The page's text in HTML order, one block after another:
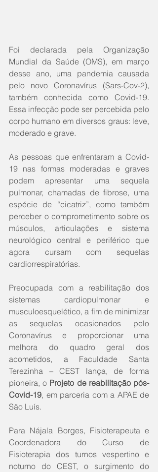
Foi declarada pela Organização
Mundial da Saúde (OMS), em março
desse ano, uma pandemia causada
pelo novo Coronavírus (Sars-Cov-2),
também conhecida como Covid-19.
Essa infecção pode ser percebida pelo
corpo humano em diversos graus: leve,
moderado e grave.
As pessoas que enfrentaram a Covid-
19 nas formas moderadas e graves
podem apresentar uma sequela
pulmonar, chamadas de fibrose, uma
espécie de “cicatriz”, como também
perceber o comprometimento sobre os
músculos, articulações e sistema
neurológico central e periférico que
agora cursam com sequelas
cardiorrespiratórias.
Preocupada com a reabilitação dos
sistemas cardiopulmonar e
musculoesquelético, a fim de minimizar
as sequelas ocasionados pelo
Coronavírus e proporcionar uma
melhora do quadro geral dos
acometidos, a Faculdade Santa
Terezinha – CEST lança, de forma
pioneira, o Projeto de reabilitação pós-
Covid-19, em parceria com a APAE de
São Luís.
Para Nájala Borges, Fisioterapeuta e
Coordenadora do Curso de
Fisioterapia dos turnos vespertino e
noturno do CEST, o surgimento do